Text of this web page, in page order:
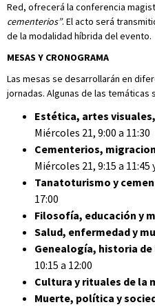
Red, ofrecerá la conferencia
cementerios”. El acto será
de la modalidad híbrida del evento.
MESAS Y CRONOGRAMA
Las mesas se desarrollarán en
jornadas. Algunas de las temáticas
Estética, artes
Miércoles 21, 9:00 a 11:30
Cementerios,
Miércoles 21, 9:15 a 11:45
Tanatoturismo y
17:00
Filosofía, educación y
Salud, enfermedad y
Genealogía, historia
10:15 a 12:00
Cultura y rituales de la
Muerte, política y